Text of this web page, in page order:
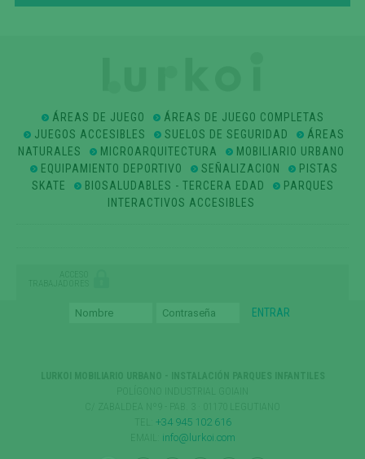
ÁREAS DE JUEGO
ÁREAS DE JUEGO COMPLETAS
JUEGOS ACCESIBLES
SUELOS DE SEGURIDAD
ÁREAS
NATURALES
MICROARQUITECTURA
MOBILIARIO URBANO
EQUIPAMIENTO DEPORTIVO
SEÑALIZACION
PISTAS
SKATE
BIOSALUDABLES - TERCERA EDAD
PARQUES
INTERACTIVOS ACCESIBLES
ACCESO
TRABAJADORES
+34 945 102 616
info@lurkoi.com